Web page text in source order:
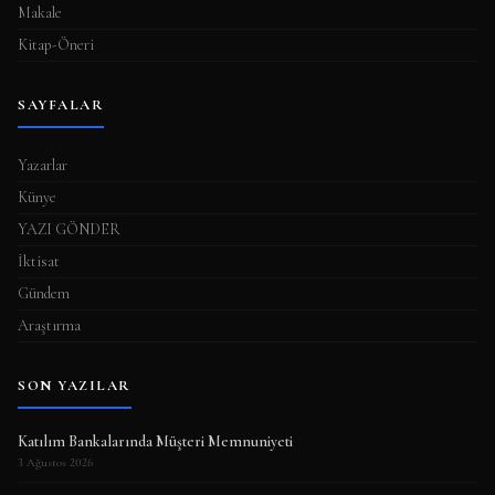
Makale
Kitap-Öneri
SAYFALAR
Yazarlar
Künye
YAZI GÖNDER
İktisat
Gündem
Araştırma
SON YAZILAR
Katılım Bankalarında Müşteri Memnuniyeti
3 Ağustos 2026